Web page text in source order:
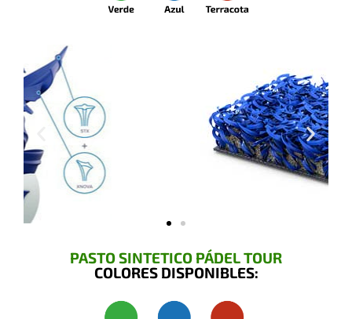
PASTO SINTETICO PÁDEL TOUR
COLORES DISPONIBLES: